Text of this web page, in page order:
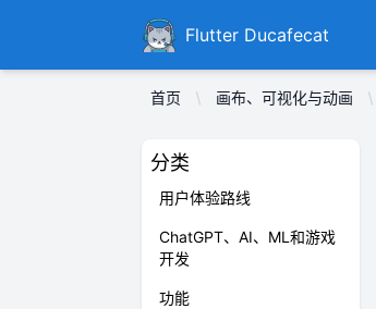
DucafecatFlutter Ducafecat
首页 画布、可视化与动画
分类
用户体验路线
ChatGPT、AI、ML和游戏
开发
功能